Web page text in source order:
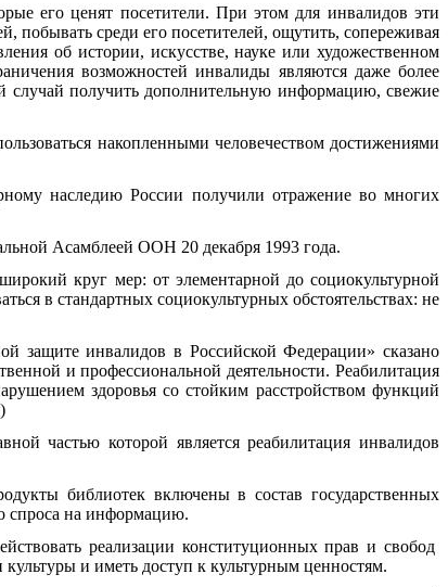
его ценят посетители. При этом для инвалидов эти
побывать среди его посетителей, ощутить, сопереживая
об истории, искусстве, науке или художественном
возможностей инвалиды являются даже более
случай получить дополнительную информацию, свежие
накопленными человечеством достижениями
наследию России получили отражение во многих
Асамблеей ООН 20 декабря 1993 года.
круг мер: от элементарной до социокультурной
в стандартных социокультурных обстоятельствах: не
защите инвалидов в Российской Федерации» сказано
и профессиональной деятельности. Реабилитация
здоровья со стойким расстройством функций
частью которой является реабилитация инвалидов
библиотек включены в состав государственных
спроса на информацию.
реализации конституционных прав и свобод
и иметь доступ к культурным ценностям.